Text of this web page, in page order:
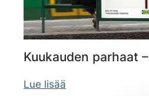
Kuukauden parhaat
Lue lisää